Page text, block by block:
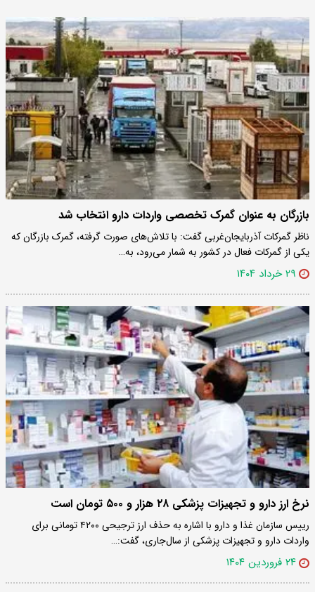
بازرگان به عنوان گمرک تخصصی واردات دارو انتخاب شد
ناظر گمرکات آذربایجان‌غربی گفت: با تلاش‌های صورت گرفته، گمرک بازرگان که
یکی از گمرکات فعال در کشور به شمار می‌رود، به…
۲۹ خرداد ۱۴۰۴
نرخ ارز دارو و تجهیزات پزشکی ۲۸ هزار و ۵۰۰ تومان است
رییس سازمان غذا و دارو با اشاره به حذف ارز ترجیحی ۴۲۰۰ تومانی برای
واردات دارو و تجهیزات پزشکی از سال‌جاری، گفت:…
۲۴ فروردین ۱۴۰۴